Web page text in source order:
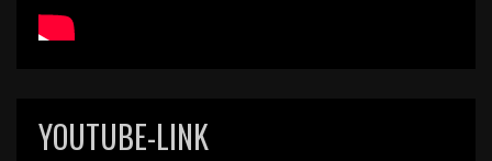
YOUTUBE-LINK